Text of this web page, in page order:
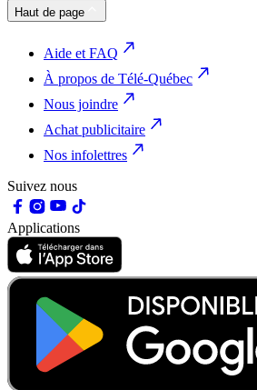
Haut de page
Aide et FAQ
À propos de Télé-Québec
Nous joindre
Achat publicitaire
Nos infolettres
Suivez nous
Applications